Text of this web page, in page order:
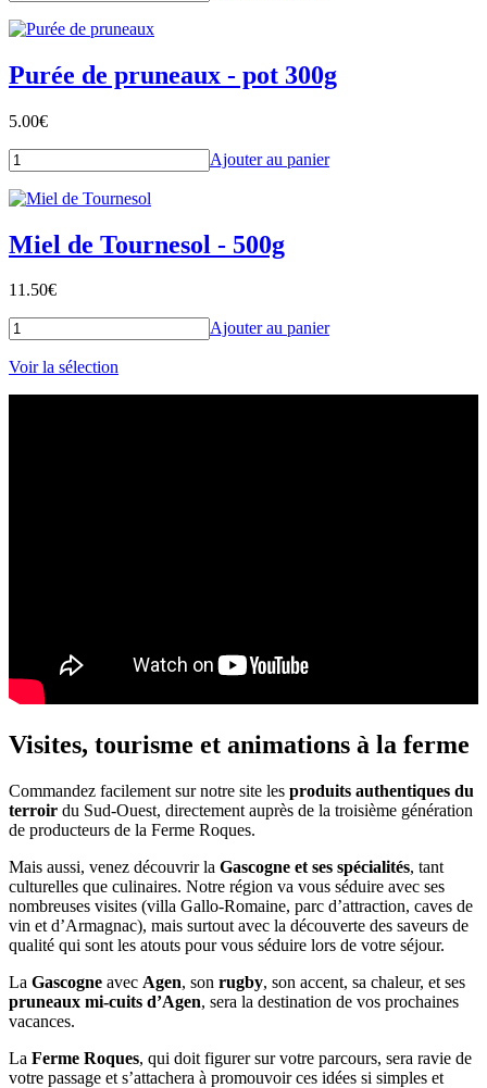
Purée de pruneaux - pot 300g
5.00€
Ajouter au panier
Miel de Tournesol - 500g
11.50€
Ajouter au panier
Voir la sélection
Visites, tourisme et animations à la ferme
Commandez facilement sur notre site les produits authentiques du
terroir du Sud-Ouest, directement auprès de la troisième génération
de producteurs de la Ferme Roques.
Mais aussi, venez découvrir la Gascogne et ses spécialités, tant
culturelles que culinaires. Notre région va vous séduire avec ses
nombreuses visites (villa Gallo-Romaine, parc d’attraction, caves de
vin et d’Armagnac), mais surtout avec la découverte des saveurs de
qualité qui sont les atouts pour vous séduire lors de votre séjour.
La Gascogne avec Agen, son rugby, son accent, sa chaleur, et ses
pruneaux mi-cuits d’Agen, sera la destination de vos prochaines
vacances.
La Ferme Roques, qui doit figurer sur votre parcours, sera ravie de
votre passage et s’attachera à promouvoir ces idées si simples et